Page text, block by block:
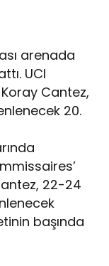
arenada
UCI
Cantez,
20.
22-24
başında